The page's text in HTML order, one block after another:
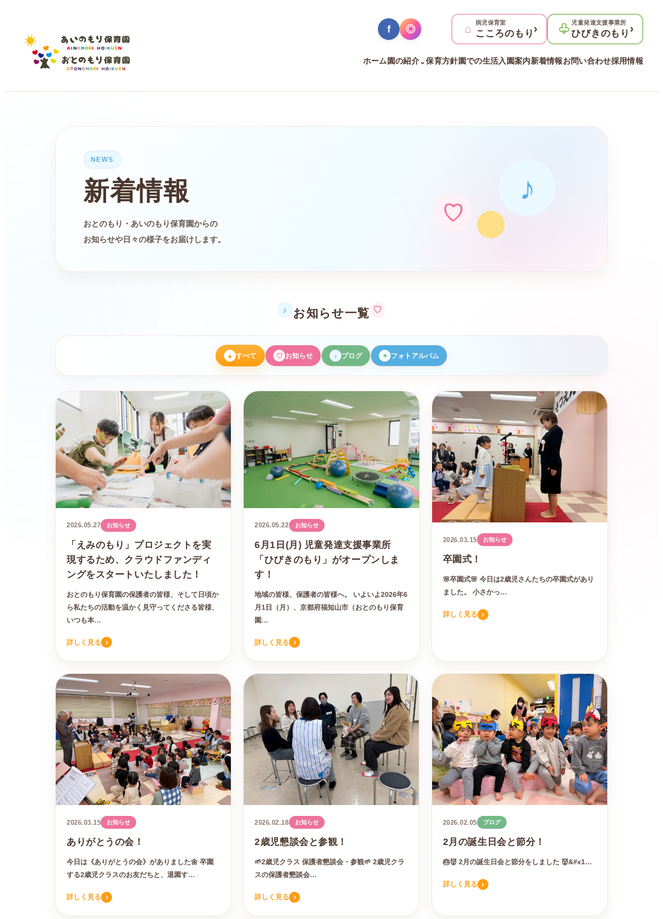
f ◎ ⌂ 病児保育室
こころのもり › ♧ 児童発達支援事業所
ひびきのもり ›
ホーム 園の紹介⌄保育方針園での生活入園案内新着情報お問い合わせ採用情報
NEWS
新着情報
おとのもり・あいのもり保育園からの
お知らせや日々の様子をお届けします。
♪
♡
♪ お知らせ一覧 ♡
● すべて ♡ お知らせ ♪ ブログ ✦ フォトアルバム
2026.05.27 お知らせ
「えみのもり」プロジェクトを実
現するため、クラウドファンディ
ングをスタートいたしました！
おとのもり保育園の保護者の皆様、そして日頃か
ら私たちの活動を温かく見守ってくださる皆様、
いつも本…
詳しく見る ›
2026.05.22 お知らせ
6月1日(月) 児童発達支援事業所
「ひびきのもり」がオープンしま
す！
地域の皆様、保護者の皆様へ。 いよいよ2026年6
月1日（月）、京都府福知山市（おとのもり保育
園…
詳しく見る ›
2026.03.15 お知らせ
卒園式！
🌸卒園式🌸 今日は2歳児さんたちの卒園式があり
ました。 小さかっ…
詳しく見る ›
2026.03.15 お知らせ
ありがとうの会！
今日は《ありがとうの会》がありました🌼 卒園
する2歳児クラスのお友だちと、退園す…
詳しく見る ›
2026.02.18 お知らせ
2歳児懇談会と参観！
🌱2歳児クラス 保護者懇談会・参観🌱 2歳児クラ
スの保護者懇談会…
詳しく見る ›
2026.02.05 ブログ
2月の誕生日会と節分！
🎂👹 2月の誕生日会と節分をしました 👹&#x1…
詳しく見る ›